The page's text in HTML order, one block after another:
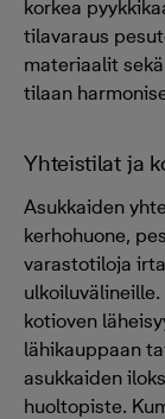
korkea
tilavaraus
materiaalit
tilaan
Yhteistilat ja
Asukkaiden
kerhohuone,
varastotiloja
kotioven
lähikauppaan
asukkaiden
huoltopiste.